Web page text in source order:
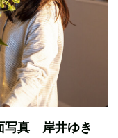
写真 岸井ゆき